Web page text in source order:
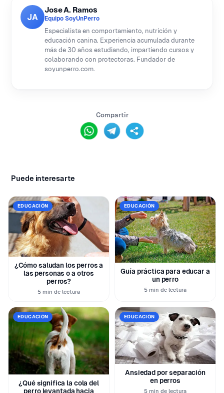
JA
Jose A. Ramos
Equipo SoyUnPerro
Especialista en comportamiento, nutrición y
educación canina. Experiencia acumulada durante
más de 30 años estudiando, impartiendo cursos y
colaborando con protectoras. Fundador de
soyunperro.com.
Compartir
Puede interesarte
EDUCACIÓN
¿Cómo saludan los perros a
las personas o a otros
perros?
5 min de lectura
EDUCACIÓN
Guía práctica para educar a
un perro
5 min de lectura
EDUCACIÓN
¿Qué significa la cola del
perro levantada hacia
EDUCACIÓN
Ansiedad por separación
en perros
5 min de lectura